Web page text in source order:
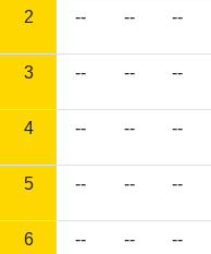
2 -- -- --
3 -- -- --
4 -- -- --
5 -- -- --
6 -- -- --